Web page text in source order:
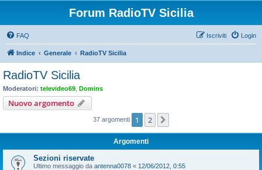
Forum RadioTV Sicilia
FAQ Login
Iscriviti
Indice Generale RadioTV Sicilia
RadioTV Sicilia
Moderatori: televideo69 Domins
Nuovo argomento
37 argomenti 1 2
Argomenti
Sezioni riservate
Ultimo messaggio da antenna0078 « 12/06/2012, 0:55